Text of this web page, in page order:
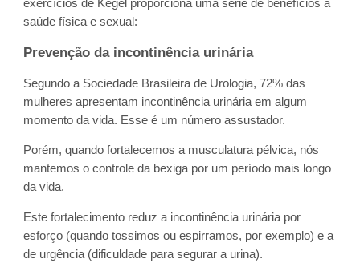
exercícios de Kegel proporciona uma série de benefícios à
saúde física e sexual:
Prevenção da incontinência urinária
Segundo a Sociedade Brasileira de Urologia, 72% das
mulheres apresentam incontinência urinária em algum
momento da vida. Esse é um número assustador.
Porém, quando fortalecemos a musculatura pélvica, nós
mantemos o controle da bexiga por um período mais longo
da vida.
Este fortalecimento reduz a incontinência urinária por
esforço (quando tossimos ou espirramos, por exemplo) e a
de urgência (dificuldade para segurar a urina).